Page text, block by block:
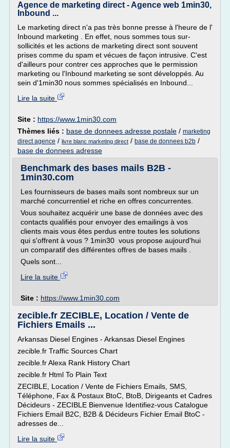
Agence de marketing direct - Agence web 1min30,
Inbound ...
Le marketing direct n'a pas très bonne presse à l'heure de l'
Inbound marketing . En effet, nous sommes tous sur-
sollicités et les actions de marketing direct sont souvent
prises comme du spam et vécues de façon intrusive. C'est
d'ailleurs pour contrer ces approches que le permission
marketing ou l'Inbound marketing se sont développés. Au
sein d'1min30 nous sommes spécialisés en Inbound...
Lire la suite
Site : https://www.1min30.com
Thèmes liés : base de donnees adresse postale / marketing
direct agence / livre blanc marketing direct / base de donnees b2b /
base de donnees adresse
Benchmark des bases mails B2B -
1min30.com
Les fournisseurs de bases mails sont nombreux sur un
marché concurrentiel et riche en offres concurrentes.
Vous souhaitez acquérir une base de données avec des
contacts qualifiés pour envoyer des emailings à vos
clients mais vous êtes perdus entre toutes les solutions
qui s'offrent à vous ? 1min30 vous propose aujourd'hui
un comparatif des différentes offres de bases mails .
Quels sont...
Lire la suite
Site : https://www.1min30.com
zecible.fr ZECIBLE, Location / Vente de
Fichiers Emails ...
Arkansas Diesel Engines - Arkansas Diesel Engines
zecible.fr Traffic Sources Chart
zecible.fr Alexa Rank History Chart
zecible.fr Html To Plain Text
ZECIBLE, Location / Vente de Fichiers Emails, SMS,
Téléphone, Fax & Postaux BtoC, BtoB, Dirigeants et Cadres
Décideurs - ZECIBLE Bienvenue Identifiez-vous Catalogue
Fichiers Email B2C, B2B & Décideurs Fichier Email BtoC -
adresses de...
Lire la suite